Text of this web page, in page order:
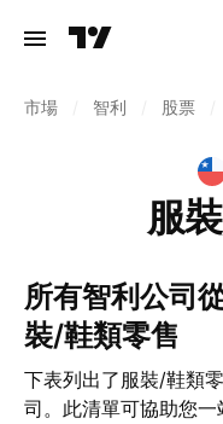
市場 智利 股票
服
所有智利公司從事某一行業的公司：服
裝/鞋類零售
下表列出了服裝/鞋類
司。此清單可協助您